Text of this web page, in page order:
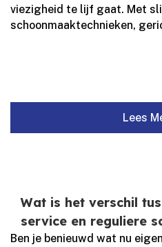
viezigheid te lijf gaat.​ Met
schoonmaaktechnieken,
Lees
Wat is het verschil
service en reguliere
Ben je benieuwd wat nu